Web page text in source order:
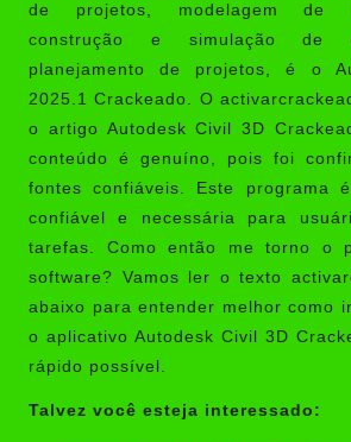
de projetos, modelagem de
construção e simulação de
planejamento de projetos, é o
2025.1 Crackeado . O
o artigo Autodesk Civil 3D
conteúdo é genuíno, pois foi
fontes confiáveis. Este programa
confiável e necessária para
tarefas. Como então me torno o
software? Vamos ler o texto
abaixo para entender melhor como
o aplicativo Autodesk Civil 3D
rápido possível.
Talvez você esteja interessado: